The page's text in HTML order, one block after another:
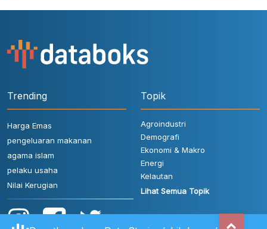
Trending
Harga Emas
pengeluaran makanan
agama islam
pelaku usaha
Nilai Kerugian
Topik
Agroindustri
Demografi
Ekonomi & Makro
Energi
Kelautan
Lihat Semua Topik